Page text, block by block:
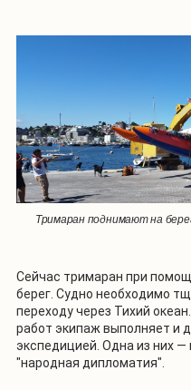
Тримаран поднимают на
Сейчас тримаран при
берег. Судно необходимо
переходу через Тихий
работ экипаж выполняет и
экспедицией. Одна из них
"народная дипломатия".